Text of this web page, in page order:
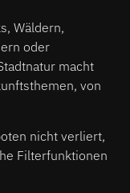
Wäldern,
oder
macht
von
nicht verliert,
Filterfunktionen